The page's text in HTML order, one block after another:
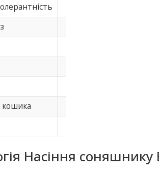
кошика
Насіння соняшнику